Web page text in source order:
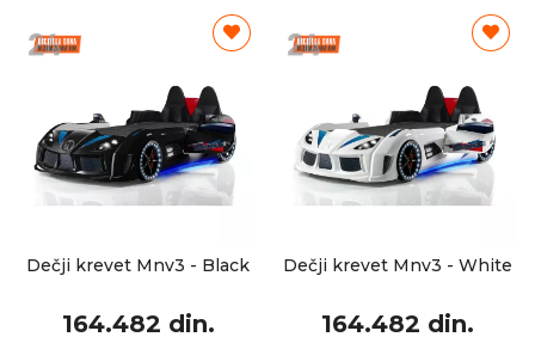
Dečji krevet Mnv3 - Black
164.482 din.
Dečji krevet Mnv3 - White
164.482 din.